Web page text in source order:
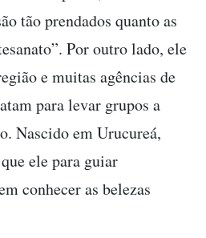
tão prendados quanto as
Por outro lado, ele
e muitas agências de
para levar grupos a
Nascido em Urucureá,
ele para guiar
conhecer as belezas